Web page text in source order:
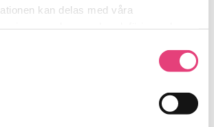
kan delas med våra
du delat med dem tidigare, eller
för att du ska kunna känna dig trygg –
i allt vi gör på SockerSkolan.
SOCKERSKOLANS
SOCKERSKOLANS